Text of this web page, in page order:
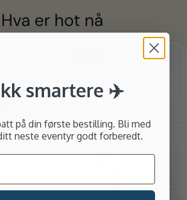
Hva er hot nå
smartere ✈️
på din første bestilling. Bli med
neste eventyr godt forberedt.